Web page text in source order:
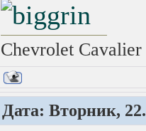
Chevrolet
Дата: Вторник,